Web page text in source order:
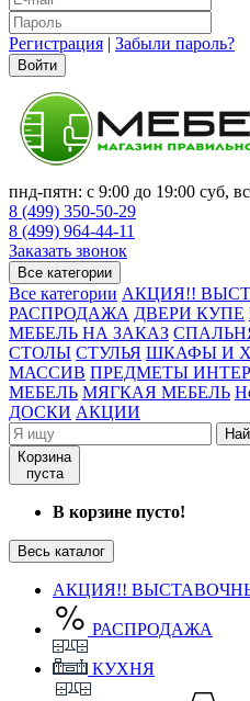
Регистрация | Забыли пароль?
Войти
пнд-пятн: с 9:00 до 19:00 суб,
8 (499) 350-50-29
8 (499) 964-44-11
Заказать звонок
Все категории
Все категории АКЦИЯ!!
РАСПРОДАЖА ДВЕРИ КУПЕ
МЕБЕЛЬ НА ЗАКАЗ
СТОЛЫ СТУЛЬЯ ШКАФЫ И
МАССИВ ПРЕДМЕТЫ
МЕБЕЛЬ МЯГКАЯ МЕБЕЛЬ
ДОСКИ АКЦИИ
Корзина
пуста
В корзине пусто!
Весь каталог
АКЦИЯ!!
РАСПРОДАЖА
КУХНЯ